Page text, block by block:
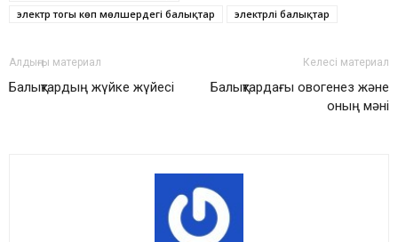
электр тогы көп мөлшердегі балықтар
электрлі балықтар
Алдыңғы материал
Балықтардың жүйке жүйесі
Келесі материал
Балықтардағы овогенез және
оның мәні